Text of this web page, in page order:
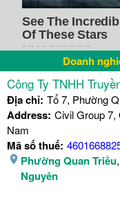
Doanh
Công Ty TNHH
Địa chỉ: Tổ 7, Phường
Address: Civil Group 7,
Nam
Mã số thuế:
Phường Quan Triều,
Nguyên